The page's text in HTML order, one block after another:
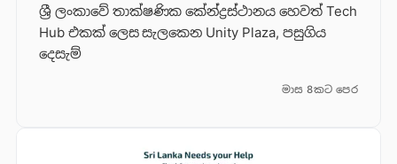
ශ්‍රී ලංකාවේ තාක්ෂණික කේන්ද්‍රස්ථානය හෙවත් Tech
Hub එකක් ලෙස සැලකෙන Unity Plaza, පසුගිය
දෙසැම්
මාස 8කට පෙර